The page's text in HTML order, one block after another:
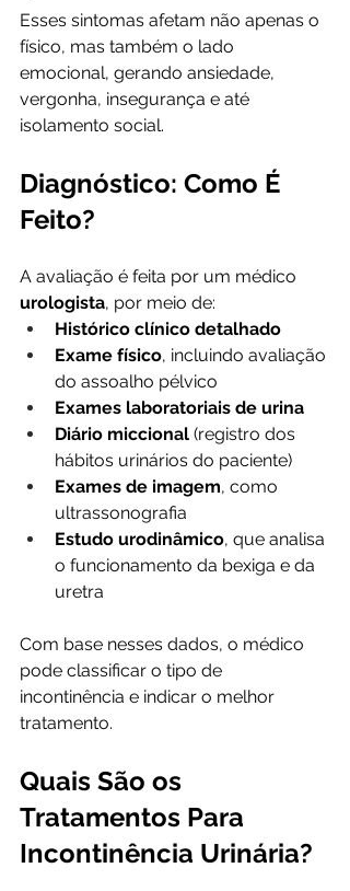
Esses sintomas afetam não apenas o
físico, mas também o lado
emocional, gerando ansiedade,
vergonha, insegurança e até
isolamento social.
Diagnóstico: Como É
Feito?
A avaliação é feita por um médico
urologista, por meio de:
Histórico clínico detalhado
Exame físico, incluindo avaliação
do assoalho pélvico
Exames laboratoriais de urina
Diário miccional (registro dos
hábitos urinários do paciente)
Exames de imagem, como
ultrassonografia
Estudo urodinâmico, que analisa
o funcionamento da bexiga e da
uretra
Com base nesses dados, o médico
pode classificar o tipo de
incontinência e indicar o melhor
tratamento.
Quais São os
Tratamentos Para
Incontinência Urinária?